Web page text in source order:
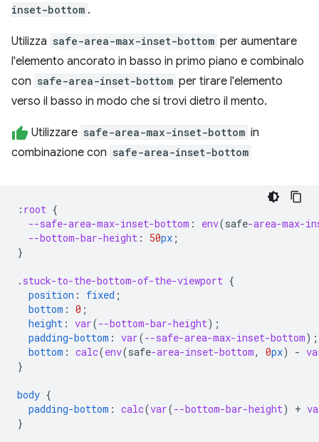
inset-bottom .
Utilizza safe-area-max-inset-bottom per aumentare
l'elemento ancorato in basso in primo piano e combinalo
con safe-area-inset-bottom per tirare l'elemento
verso il basso in modo che si trovi dietro il mento.
Utilizzare safe-area-max-inset-bottom in
combinazione con safe-area-inset-bottom
: root {
--safe-area-max-inset-bottom : env(safe-area-max-
--bottom-bar-height : 50px ;
}
. stuck-to-the-bottom-of-the-viewport {
position : fixed ;
bottom : 0 ;
height : var(--bottom-bar-height);
padding-bottom : var(--safe-area-max-inset-bottom);
bottom : calc(env(safe-area-inset-bottom, 0px) -
}
body {
padding-bottom : calc(var(--bottom-bar-height) +
}